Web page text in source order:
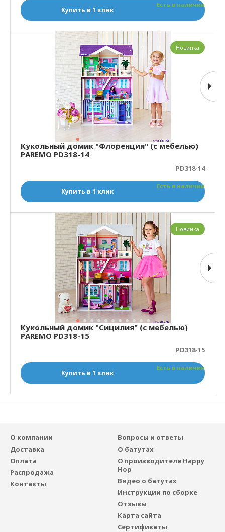
Есть в наличии
Купить в 1 клик
Кукольный домик "Флоренция" (с мебелью)
PAREMO PD318-14
PD318-14
Есть в наличии
Купить в 1 клик
Новинка
Кукольный домик "Сицилия" (с мебелью)
PAREMO PD318-15
PD318-15
Есть в наличии
Купить в 1 клик
Новинка
О компании
Доставка
Оплата
Распродажа
Контакты
Вопросы и ответы
О батутах
О производителе Happy
Hop
Видео о батутах
Инструкции по сборке
Отзывы
Карта сайта
Сертификаты